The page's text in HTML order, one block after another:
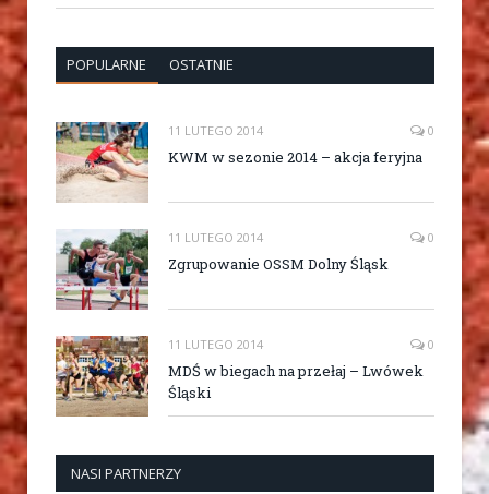
POPULARNE OSTATNIE
11 LUTEGO 2014 0
KWM w sezonie 2014 – akcja feryjna
11 LUTEGO 2014 0
Zgrupowanie OSSM Dolny Śląsk
11 LUTEGO 2014 0
MDŚ w biegach na przełaj – Lwówek
Śląski
NASI PARTNERZY